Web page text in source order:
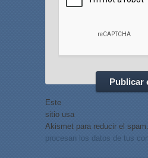
Este
sitio usa
Akismet para reducir el spam.
procesan los datos de tus